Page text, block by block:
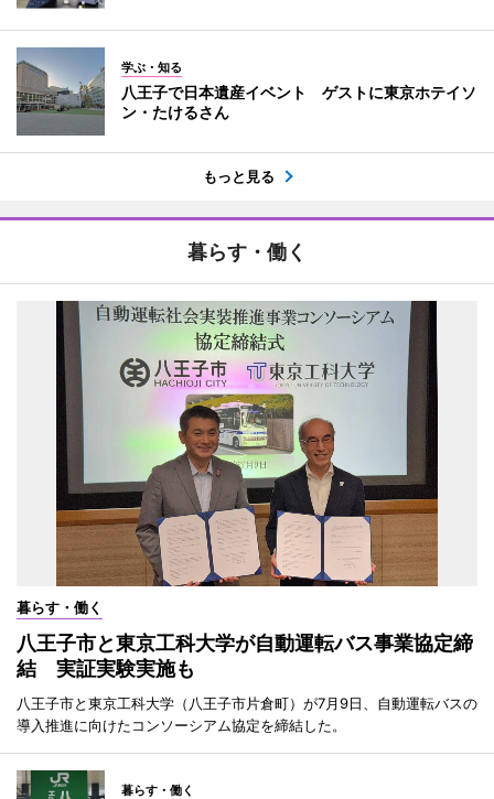
学ぶ・知る
八王子で日本遺産イベント ゲストに東京ホテイソ
ン・たけるさん
もっと見る
暮らす・働く
暮らす・働く
八王子市と東京工科大学が自動運転バス事業協定締
結 実証実験実施も
八王子市と東京工科大学（八王子市片倉町）が7月9日、自動運転バスの
導入推進に向けたコンソーシアム協定を締結した。
暮らす・働く